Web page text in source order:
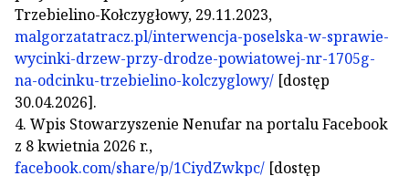
Trzebielino-Kołczygłowy, 29.11.2023,
malgorzatatracz.pl/interwencja-poselska-w-sprawie-
wycinki-drzew-przy-drodze-powiatowej-nr-1705g-
na-odcinku-trzebielino-kolczyglowy/ [dostęp
30.04.2026].
4. Wpis Stowarzyszenie Nenufar na portalu Facebook
z 8 kwietnia 2026 r.,
facebook.com/share/p/1CiydZwkpc/ [dostęp